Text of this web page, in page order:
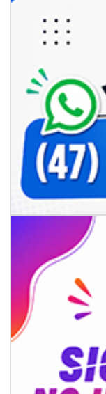
05/08/2026 | 14:41
Voz do litoral em
e defesa dos
ITAPEMA